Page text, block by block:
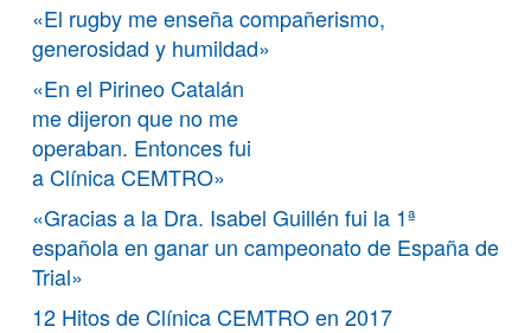
«El rugby me enseña compañerismo,
generosidad y humildad»
«En el Pirineo Catalán
me dijeron que no me
operaban. Entonces fui
a Clínica CEMTRO»
«Gracias a la Dra. Isabel Guillén fui la 1ª
española en ganar un campeonato de España de
Trial»
12 Hitos de Clínica CEMTRO en 2017